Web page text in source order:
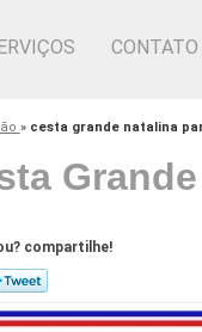
CONTATO
» cesta grande natalina
compartilhe!